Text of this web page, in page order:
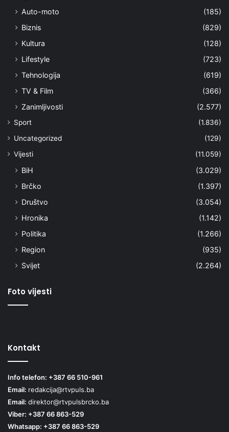
Auto-moto
(185)
Biznis
(829)
Kultura
(128)
Lifestyle
(723)
Tehnologija
(619)
TV & Film
(366)
Zanimljivosti
(2.577)
Sport
(1.836)
Uncategorized
(129)
Vijesti
(11.059)
BiH
(3.029)
Brčko
(1.397)
Društvo
(3.054)
Hronika
(1.142)
Politika
(1.266)
Region
(935)
Svijet
(2.264)
Foto vijesti
Kontakt
Info telefon: +387 66 510-961
Email: redakcija@rtvpuls.ba
Email: direktor@rtvpulsbrcko.ba
Viber: +387 66 863-529
Whatsapp: +387 66 863-529